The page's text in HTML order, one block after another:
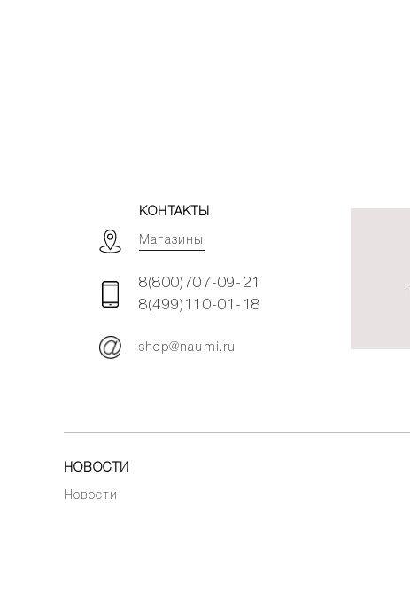
КОНТАКТЫ
Магазины
8(800)707-09-21
8(499)110-01-18
shop@naumi.ru
НОВОСТИ
Новости